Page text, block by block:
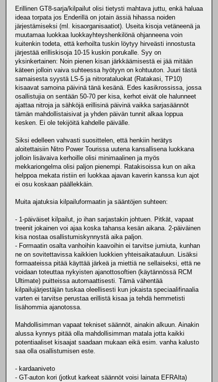
Erillinen GT8-sarja/kilpailut olisi tietysti mahtava juttu, enkä haluaa
ideaa torpata jos Enderillä on jotain ässiä hihassa noiden
järjestämiseksi (ml. kisaorganisaatiot). Useita kisoja vetäneenä ja
muutamaa luokkaa luokkayhteyshenkilönä ohjanneena voin
kuitenkin todeta, että kerhoilta tuskin löytyy hirveästi innostusta
järjestää erilliskisoja 10-15 kuskin porukalle. Syy on
yksinkertainen: Noin pienen kisan järkkäämisestä ei jää mitään
käteen jolloin vaiva suhteessa hyötyyn on kohtuuton. Juuri tästä
samaisesta syystä LS-5 ja nitrorataluokat (Ratakasi, TP10)
kisaavat samoina päivinä tänä kesänä. Edes kasikrossissa, jossa
osallistujia on sentään 50-70 per kisa, kerhot eivät ole halunneet
ajattaa nitroja ja sähköjä erillisinä päivinä vaikka sarjasäännöt
tämän mahdollistaisivat ja yhden päivän tunnit alkaa loppua
kesken. Ei ole tekijöitä kahdelle päivälle.
Siksi edelleen vahvasti suosittelen, että henkiin herätys
aloitettaisiin Nitro Power Tourissa uutena kansallisena luokkana
jolloin lisävaiva kerhoille olisi minimaalinen ja myös
mekkariongelma olisi paljon pienempi. Ratakisoissa kun on aika
helppoa mekata ristiin eri luokkaa ajavan kaverin kanssa kun ajot
ei osu koskaan päällekkäin.
Muita ajatuksia kilpailuformaatin ja sääntöjen suhteen:
- 1-päiväiset kilpailut, jo ihan sarjastakin johtuen. Pitkät, vapaat
treenit jokainen voi ajaa koska tahansa kesän aikana. 2-päiväinen
kisa nostaa osallistumiskynnystä aika paljon.
- Formaatin osalta vanhoihin kaavoihin ei tarvitse jumiuta, kunhan
ne on sovitettavissa kaikkien luokkien yhteisaikatauluun. Lisäksi
formaateissa pitää käyttää järkeä ja miettiä ne sellaiseksi, että ne
voidaan toteuttaa nykyisten ajanottosoftien (käytännössä RCM
Ultimate) puitteissa automaattisesti. Tämä vähentää
kilpailujärjestäjän tuskaa oleellisesti kun jokaista speciaalifinaalia
varten ei tarvitse perustaa erillistä kisaa ja tehdä hemmetisti
lisähommia ajanotossa.
Mahdollisimman vapaat tekniset säännöt, ainakin alkuun. Ainakin
alussa kynnys pitää olla mahdollisimman matala jotta kaikki
potentiaaliset kisaajat saadaan mukaan eikä esim. vanha kalusto
saa olla osallistumisen este.
- kardaaniveto
- GT-auton kori (jotkut karkeat säännöt voisi lainata EFRAlta)